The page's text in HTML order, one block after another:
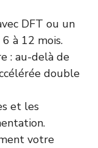
DFT ou un
à 12 mois.
: au-delà de
double
et les
votre